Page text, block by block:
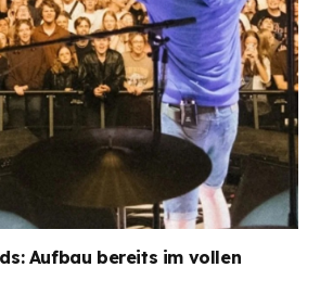
Aufbau bereits im vollen